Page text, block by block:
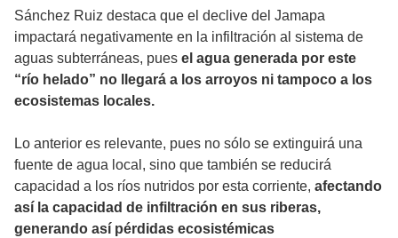
Sánchez Ruiz destaca que el declive del Jamapa
impactará negativamente en la infiltración al sistema de
aguas subterráneas, pues el agua generada por este
“río helado” no llegará a los arroyos ni tampoco a los
ecosistemas locales.
Lo anterior es relevante, pues no sólo se extinguirá una
fuente de agua local, sino que también se reducirá
capacidad a los ríos nutridos por esta corriente, afectando
así la capacidad de infiltración en sus riberas,
generando así pérdidas ecosistémicas